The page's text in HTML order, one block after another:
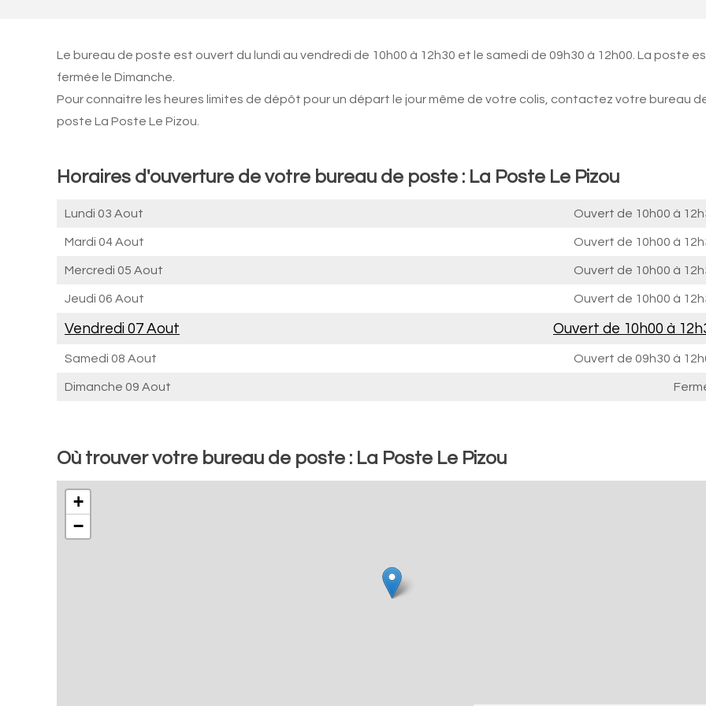
Le bureau de poste est ouvert du lundi au vendredi de 10h00 à 12h30 et le samedi de 09h30 à 12h00. La poste
fermée le Dimanche.
Pour connaitre les heures limites de dépôt pour un départ le jour même de votre colis, contactez votre bureau
poste La Poste Le Pizou.
Horaires d'ouverture de votre bureau de poste : La Poste Le Pizou
Lundi 03 Aout Ouvert de 10h00 à
Mardi 04 Aout Ouvert de 10h00 à
Mercredi 05 Aout Ouvert de 10h00 à
Jeudi 06 Aout Ouvert de 10h00 à
Vendredi 07 Aout Ouvert de 10h00 à
Samedi 08 Aout Ouvert de 09h30 à
Dimanche 09 Aout
Où trouver votre bureau de poste : La Poste Le Pizou
+
−